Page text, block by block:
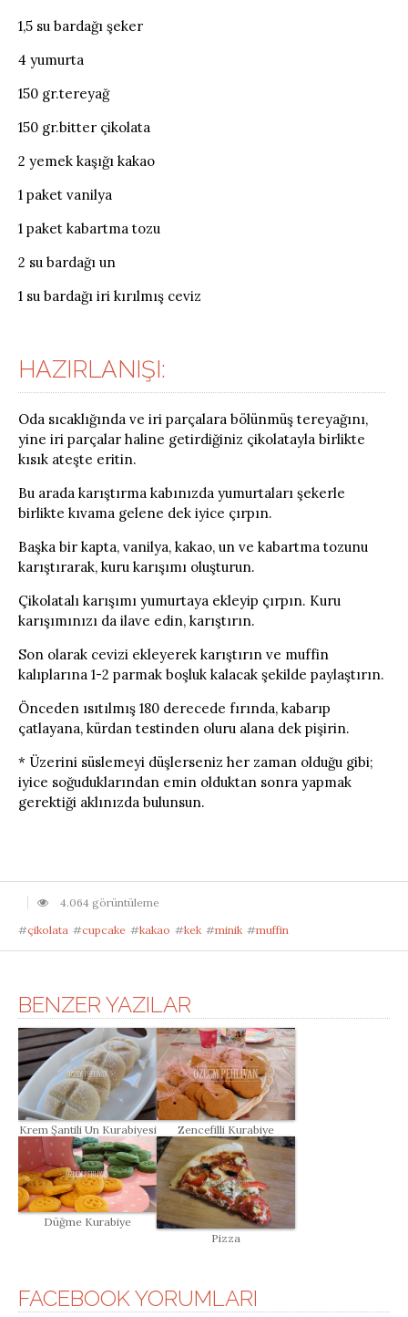
1,5 su bardağı şeker
4 yumurta
150 gr.tereyağ
150 gr.bitter çikolata
2 yemek kaşığı kakao
1 paket vanilya
1 paket kabartma tozu
2 su bardağı un
1 su bardağı iri kırılmış ceviz
HAZIRLANIŞI:
Oda sıcaklığında ve iri parçalara bölünmüş tereyağını,
yine iri parçalar haline getirdiğiniz çikolatayla birlikte
kısık ateşte eritin.
Bu arada karıştırma kabınızda yumurtaları şekerle
birlikte kıvama gelene dek iyice çırpın.
Başka bir kapta, vanilya, kakao, un ve kabartma tozunu
karıştırarak, kuru karışımı oluşturun.
Çikolatalı karışımı yumurtaya ekleyip çırpın. Kuru
karışımınızı da ilave edin, karıştırın.
Son olarak cevizi ekleyerek karıştırın ve muffin
kalıplarına 1-2 parmak boşluk kalacak şekilde paylaştırın.
Önceden ısıtılmış 180 derecede fırında, kabarıp
çatlayana, kürdan testinden oluru alana dek pişirin.
* Üzerini süslemeyi düşlerseniz her zaman olduğu gibi;
iyice soğuduklarından emin olduktan sonra yapmak
gerektiği aklınızda bulunsun.
4.064 görüntüleme
#çikolata #cupcake #kakao #kek #minik #muffin
BENZER YAZILAR
Krem Şantili Un Kurabiyesi Zencefilli Kurabiye
Düğme Kurabiye
Pizza
FACEBOOK YORUMLARI